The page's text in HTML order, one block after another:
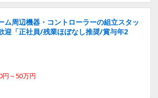
ム周辺機器・コントローラーの組立スタッ
迎「正社員/残業ほぼなし推奨/賞与年2
円～50万円